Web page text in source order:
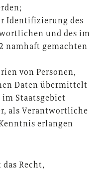
Identifizierung des
und des im
namhaft gemachten
von Personen,
Daten übermittelt
im Staatsgebiet
als Verantwortliche
erlangen
Recht,